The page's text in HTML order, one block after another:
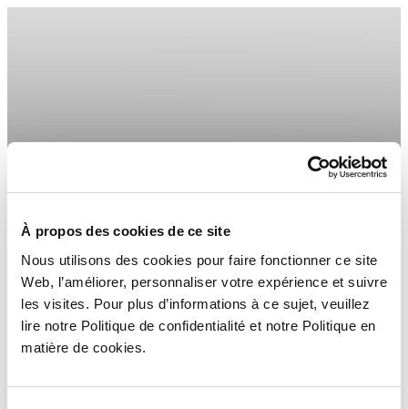
À propos des cookies de ce site
Nous utilisons des cookies pour faire fonctionner ce site
Web, l’améliorer, personnaliser votre expérience et suivre
les visites. Pour plus d’informations à ce sujet, veuillez
lire notre Politique de confidentialité et notre Politique en
matière de cookies.